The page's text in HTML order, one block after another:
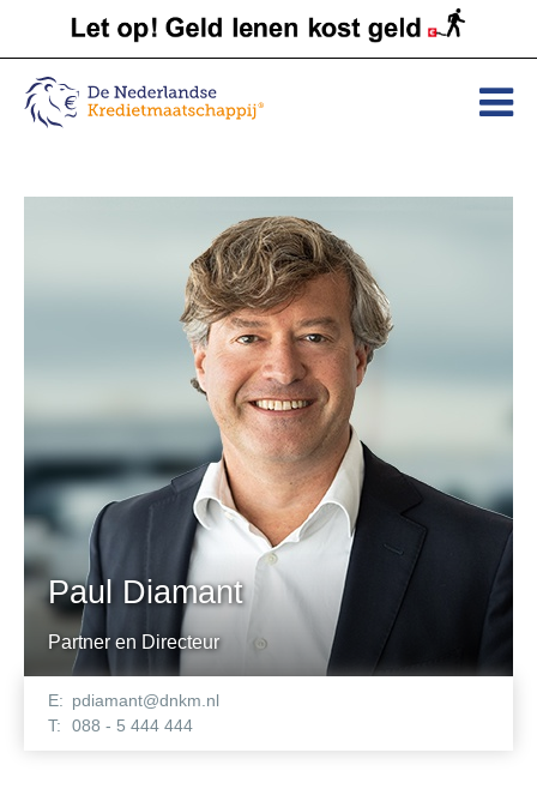
Paul Diamant
Partner en Directeur
E: pdiamant@dnkm.nl
T:
088 - 5 444 444